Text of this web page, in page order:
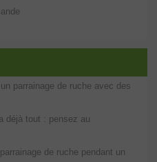
parrainage de ruche avec des
déjà tout : pensez au
de ruche pendant un